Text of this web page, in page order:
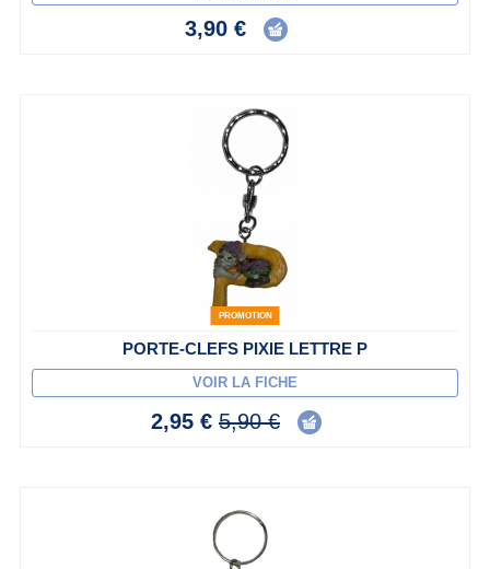
3,90 €
PROMOTION
PORTE-CLEFS PIXIE LETTRE P
VOIR LA FICHE
2,95 € 5,90 €